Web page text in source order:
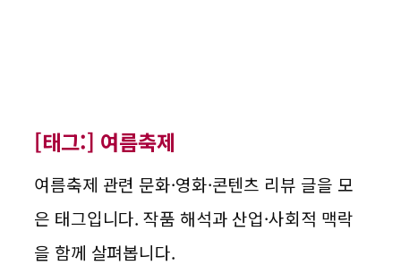
[태그:] 여름축제
여름축제 관련 문화·영화·콘텐츠 리뷰 글을 모
은 태그입니다. 작품 해석과 산업·사회적 맥락
을 함께 살펴봅니다.